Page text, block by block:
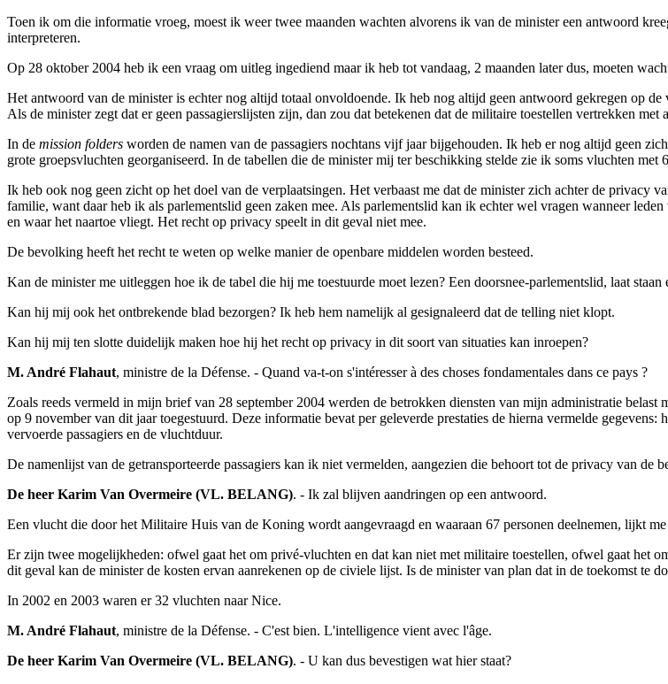
Toen ik om die informatie vroeg, moest ik weer twee maanden wachten alvorens ik van de minister een antwoord
interpreteren.
Op 28 oktober 2004 heb ik een vraag om uitleg ingediend maar ik heb tot vandaag, 2 maanden later dus, moeten
Het antwoord van de minister is echter nog altijd totaal onvoldoende. Ik heb nog altijd geen antwoord gekregen op
Als de minister zegt dat er geen passagierslijsten zijn, dan zou dat betekenen dat de militaire toestellen vertrekken
In de mission folders worden de namen van de passagiers nochtans vijf jaar bijgehouden. Ik heb er nog altijd geen
grote groepsvluchten georganiseerd. In de tabellen die de minister mij ter beschikking stelde zie ik soms vluchten met
Ik heb ook nog geen zicht op het doel van de verplaatsingen. Het verbaast me dat de minister zich achter de privacy
familie, want daar heb ik als parlementslid geen zaken mee. Als parlementslid kan ik echter wel vragen wanneer
en waar het naartoe vliegt. Het recht op privacy speelt in dit geval niet mee.
De bevolking heeft het recht te weten op welke manier de openbare middelen worden besteed.
Kan de minister me uitleggen hoe ik de tabel die hij me toestuurde moet lezen? Een doorsnee-parlementslid, laat
Kan hij mij ook het ontbrekende blad bezorgen? Ik heb hem namelijk al gesignaleerd dat de telling niet klopt.
Kan hij mij ten slotte duidelijk maken hoe hij het recht op privacy in dit soort van situaties kan inroepen?
M. André Flahaut, ministre de la Défense. - Quand va-t-on s'intéresser à des choses fondamentales dans ce pays ?
Zoals reeds vermeld in mijn brief van 28 september 2004 werden de betrokken diensten van mijn administratie
op 9 november van dit jaar toegestuurd. Deze informatie bevat per geleverde prestaties de hierna vermelde
vervoerde passagiers en de vluchtduur.
De namenlijst van de getransporteerde passagiers kan ik niet vermelden, aangezien die behoort tot de privacy van de
De heer Karim Van Overmeire (VL. BELANG). - Ik zal blijven aandringen op een antwoord.
Een vlucht die door het Militaire Huis van de Koning wordt aangevraagd en waaraan 67 personen deelnemen, lijkt
Er zijn twee mogelijkheden: ofwel gaat het om privé-vluchten en dat kan niet met militaire toestellen, ofwel gaat het
dit geval kan de minister de kosten ervan aanrekenen op de civiele lijst. Is de minister van plan dat in de toekomst te
In 2002 en 2003 waren er 32 vluchten naar Nice.
M. André Flahaut, ministre de la Défense. - C'est bien. L'intelligence vient avec l'âge.
De heer Karim Van Overmeire (VL. BELANG). - U kan dus bevestigen wat hier staat?